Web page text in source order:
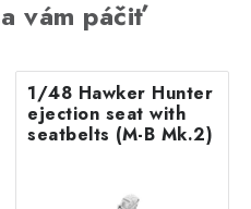
vám páčiť
1/48 Hawker Hunter
ejection seat with
seatbelts (M-B Mk.2)